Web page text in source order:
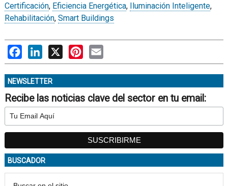
Certificación, Eficiencia Energética, Iluminación Inteligente,
Rehabilitación, Smart Buildings
FacebookLinkedIn
X PinterestEmail
NEWSLETTER
Recibe las noticias clave del sector en tu email:
BUSCADOR